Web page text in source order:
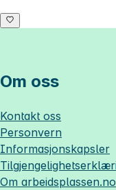
Om oss
Kontakt oss
Personvern
Informasjonskapsler
Om arbeidsplassen.no